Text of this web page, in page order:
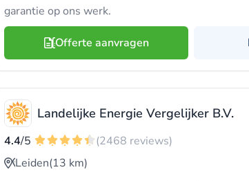
garantie op ons werk.
Offerte aanvragen
Landelijke Energie Vergelijker B.V.
4.4/5
(2468 reviews)
Leiden(13 km)